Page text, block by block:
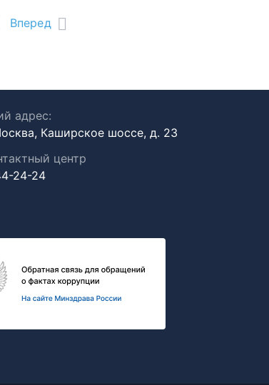
Вперед
адрес:
Каширское шоссе, д. 23
центр
24-24